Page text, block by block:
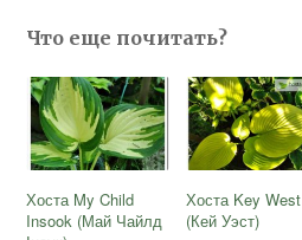
Что еще почитать?
Хоста My Child
Insook (Май Чайлд
Хоста Key West
(Кей Уэст)